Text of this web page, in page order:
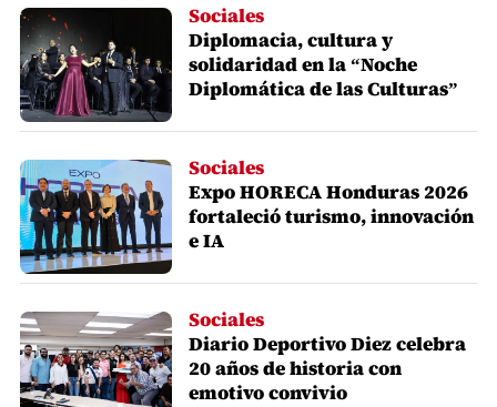
Sociales
Diplomacia, cultura y
solidaridad en la “Noche
Diplomática de las Culturas”
Sociales
Expo HORECA Honduras 2026
fortaleció turismo, innovación
e IA
Sociales
Diario Deportivo Diez celebra
20 años de historia con
emotivo convivio